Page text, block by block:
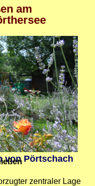
am
von Pörtschach
zentraler Lage